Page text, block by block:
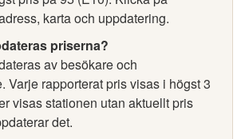
karta och uppdatering.
priserna?
av besökare och
Varje rapporterat pris visas i högst 3
visas stationen utan aktuellt pris
det.